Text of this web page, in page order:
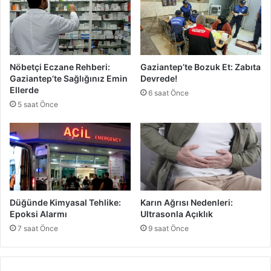
o
l
l
a
A
y
ı
l
d
ı
i
K
u
r
u
n
a
m
a
:
2
T
u
t
u
k
a
Nöbetçi Eczane Rehberi:
Gaziantep’te Sağlığınız Emin
Ellerde
5 saat Önce
Gaziantep’te Bozuk Et: Zabıta
Devrede!
6 saat Önce
Düğünde Kimyasal Tehlike:
Epoksi Alarmı
7 saat Önce
Karın Ağrısı Nedenleri:
Ultrasonla Açıklık
9 saat Önce